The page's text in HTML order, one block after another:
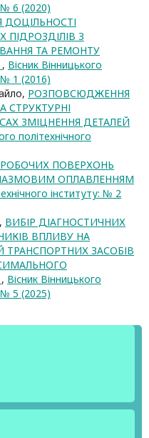
№ 6 (2020)
ДОЦІЛЬНОСТІ
З
ТА РЕМОНТУ
, Вісник Вінницького
№ 1 (2016)
РОЗПОВСЮДЖЕННЯ
СТРУКТУРНІ
ЗМІЦНЕННЯ ДЕТАЛЕЙ
політехнічного
ПОВЕРХОНЬ
ОПЛАВЛЕННЯМ
інституту: № 2
ВИБІР ДІАГНОСТИЧНИХ
ВПЛИВУ НА
ТРАНСПОРТНИХ ЗАСОБІВ
, Вісник Вінницького
№ 5 (2025)